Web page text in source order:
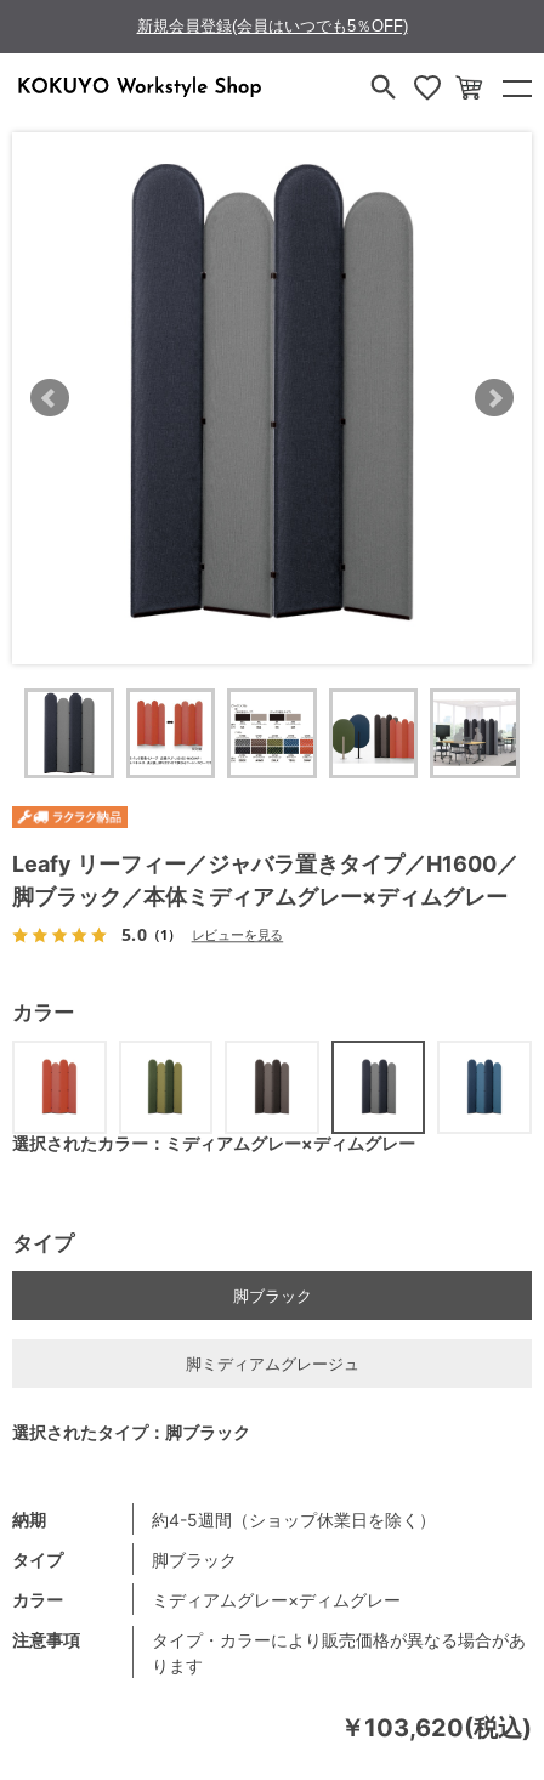
新規会員登録(会員はいつでも5％OFF)
Leafy リーフィー／ジャバラ置きタイプ／H1600／
脚ブラック／本体ミディアムグレー×ディムグレー
5.0（1） レビューを見る
￥103,620(税込)
注意事項
タイプ・カラーにより販売価格が異なる場合があ
ります
納期
約4-5週間（ショップ休業日を除く）
タイプ
脚ブラック
カラー
ミディアムグレー×ディムグレー
カラー
選択されたカラー：ミディアムグレー×ディムグレー
タイプ
脚ブラック
脚ミディアムグレージュ
選択されたタイプ：脚ブラック